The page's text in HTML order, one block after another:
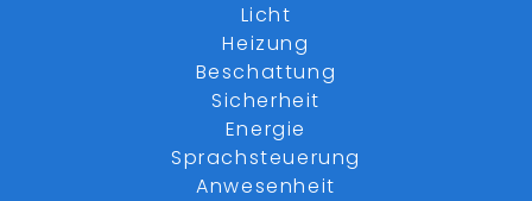
Licht
Heizung
Beschattung
Sicherheit
Energie
Sprachsteuerung
Anwesenheit